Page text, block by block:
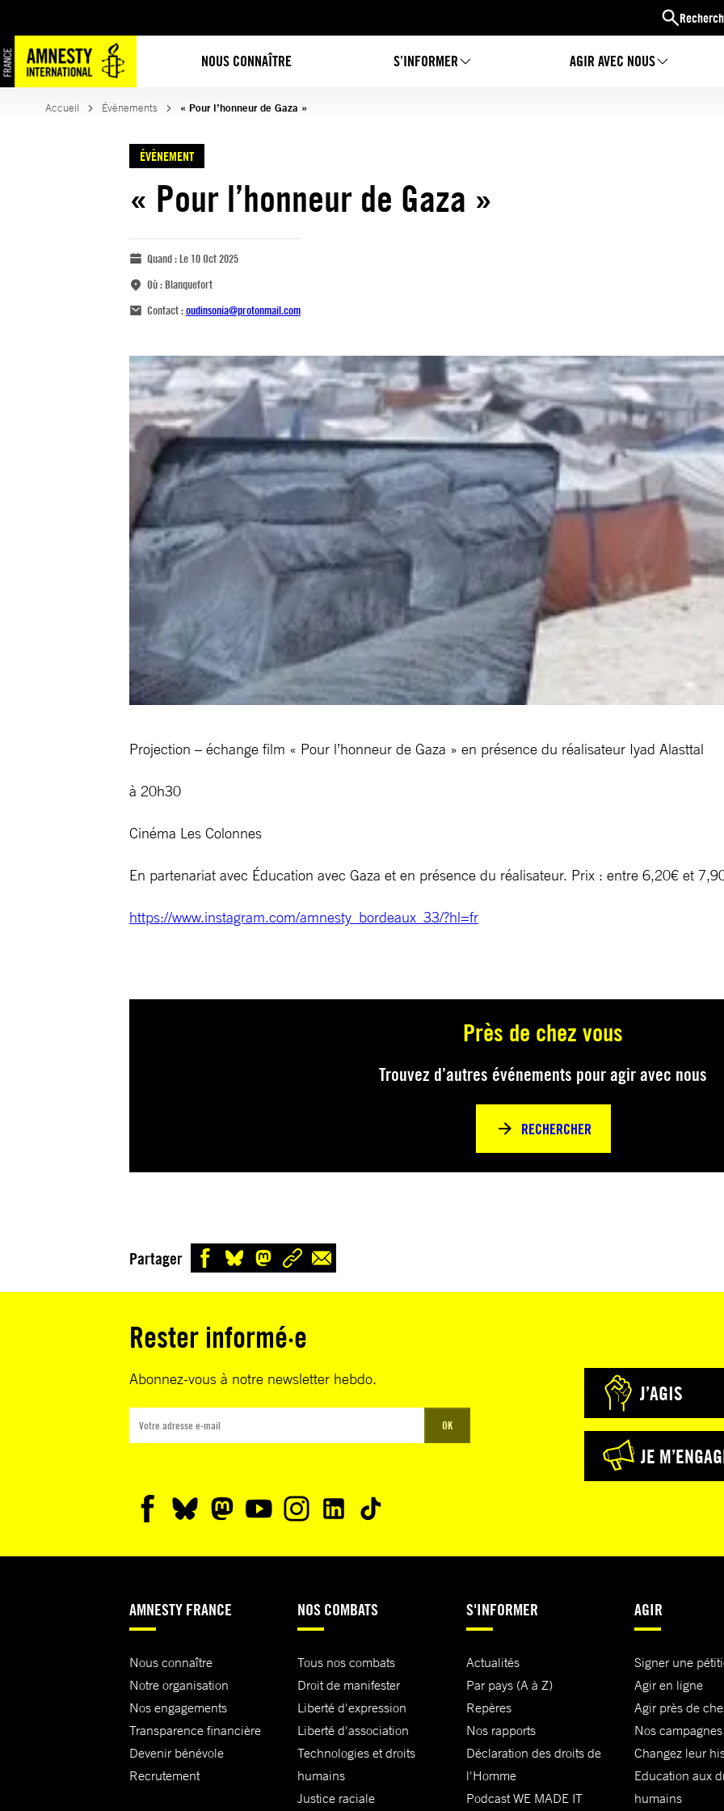
NOUS CONNAÎTRE S’INFORMER AGIR AVEC NOUS
Accueil Évènements « Pour l’honneur de Gaza »
ÉVÈNEMENT
« Pour l’honneur de Gaza »
Quand :Le 10 Oct 2025
Où :Blanquefort
Contact :oudinsonia@protonmail.com
Projection – échange film « Pour l’honneur de Gaza » en présence du réalisateur Iyad Alasttal
à 20h30
Cinéma Les Colonnes
En partenariat avec Éducation avec Gaza et en présence du réalisateur. Prix : entre 6,20€ et
https://www.instagram.com/amnesty_bordeaux_33/?hl=fr
Près de chez vous
Trouvez d’autres événements pour agir avec nous
RECHERCHER
Partager
Rester informé·e
Abonnez-vous à notre newsletter hebdo.
OK
J’AGIS
JE
AMNESTY FRANCE
Nous connaître
Notre organisation
Nos engagements
Transparence financière
Devenir bénévole
Recrutement
NOS COMBATS
Tous nos combats
Droit de manifester
Liberté d'expression
Liberté d'association
Technologies et droits
humains
Justice raciale
S'INFORMER
Actualités
Par pays (A à Z)
Repères
Nos rapports
Déclaration des droits de
l'Homme
Podcast WE MADE IT
AGIR
Signer une
Agir en ligne
Agir près de
Nos campagnes
Changez leur
Education aux
humains